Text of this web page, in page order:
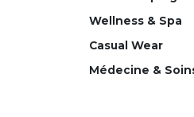
Wellness & Spa
Casual Wear
Médecine &